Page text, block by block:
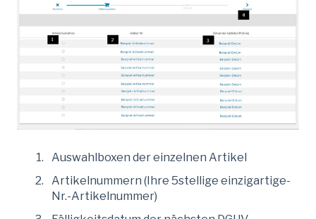
Auswahlboxen der einzelnen Artikel
Artikelnummern (Ihre 5stellige einzigartige-
Nr.-Artikelnummer)